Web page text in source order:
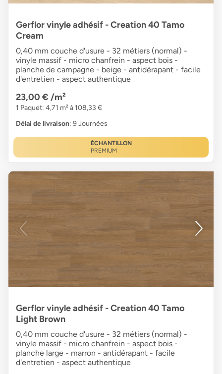
Gerflor vinyle adhésif - Creation 40 Tamo
Cream
0,40 mm couche d'usure - 32 métiers (normal) -
vinyle massif - micro chanfrein - aspect bois -
planche de campagne - beige - antidérapant - facile
d'entretien - aspect authentique
23,00 € /m²
1 Paquet: 4,71 m² à 108,33 €
Délai de livraison: 9 Journées
ÉCHANTILLON
PREMIUM
Gerflor vinyle adhésif - Creation 40 Tamo
Light Brown
0,40 mm couche d'usure - 32 métiers (normal) -
vinyle massif - micro chanfrein - aspect bois -
planche large - marron - antidérapant - facile
d'entretien - aspect authentique